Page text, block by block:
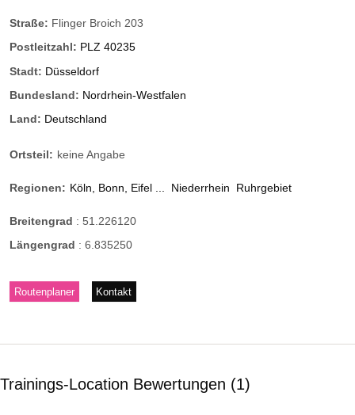
Straße: Flinger Broich 203
Postleitzahl: PLZ 40235
Stadt: Düsseldorf
Bundesland: Nordrhein-Westfalen
Land: Deutschland
Ortsteil: keine Angabe
Regionen: Köln, Bonn, Eifel ... Niederrhein Ruhrgebiet
Breitengrad : 51.226120
Längengrad : 6.835250
Routenplaner Kontakt
Trainings-Location Bewertungen 1